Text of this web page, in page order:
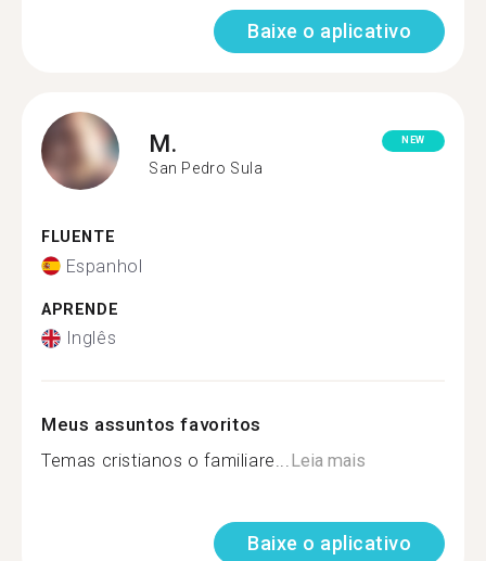
Baixe o aplicativo
M.
San Pedro Sula
NEW
FLUENTE
Espanhol
APRENDE
Inglês
Meus assuntos favoritos
Temas cristianos o familiare...Leia mais
Baixe o aplicativo